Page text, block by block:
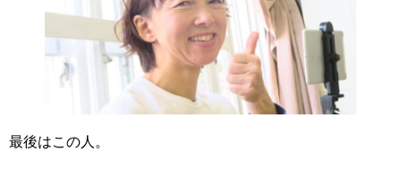
最後はこの人。